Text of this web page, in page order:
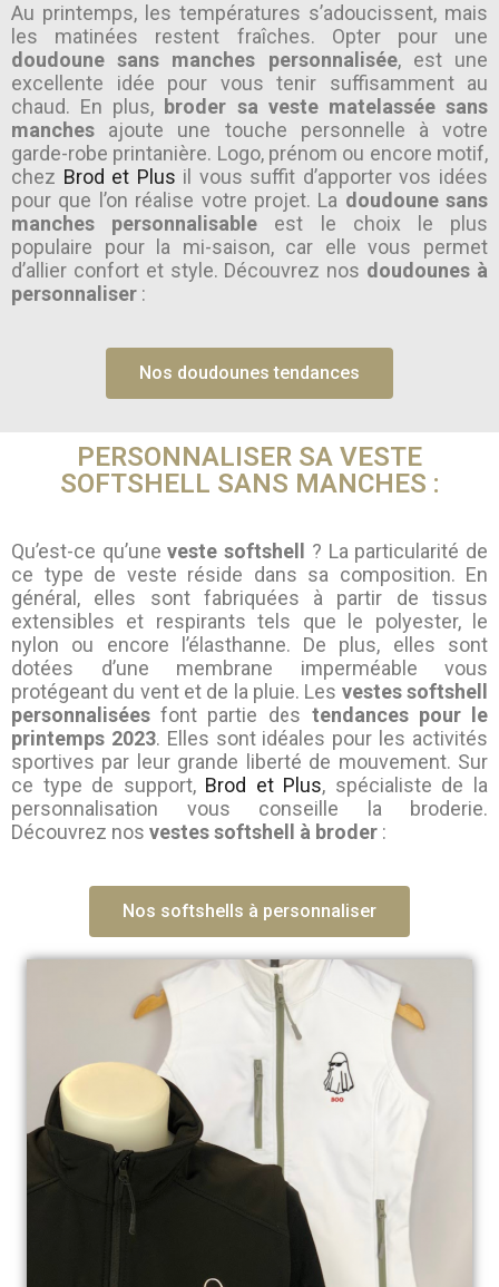
Au printemps, les températures s’adoucissent, mais
les matinées restent fraîches. Opter pour une
doudoune sans manches personnalisée, est une
excellente idée pour vous tenir suffisamment au
chaud. En plus, broder sa veste matelassée sans
manches ajoute une touche personnelle à votre
garde-robe printanière. Logo, prénom ou encore motif,
chez Brod et Plus il vous suffit d’apporter vos idées
pour que l’on réalise votre projet. La doudoune sans
manches personnalisable est le choix le plus
populaire pour la mi-saison, car elle vous permet
d’allier confort et style. Découvrez nos doudounes à
personnaliser :
Nos doudounes tendances
PERSONNALISER SA VESTE
SOFTSHELL SANS MANCHES :
Qu’est-ce qu’uneveste softshell
? La particularité de
ce type de veste réside dans sa composition. En
général, elles sont fabriquées à partir de tissus
extensibles et respirants tels que le polyester, le
nylon ou encore l’élasthanne. De plus, elles sont
dotées d’une membrane imperméable vous
protégeant du vent et de la pluie. Les vestes softshell
personnalisées font partie des tendances pour le
printemps 2023. Elles sont idéales pour les activités
sportives par leur grande liberté de mouvement. Sur
ce type de support, Brod et Plus, spécialiste de la
personnalisation vous conseille la broderie.
Découvrez nos vestes softshell à broder :
Nos softshells à personnaliser